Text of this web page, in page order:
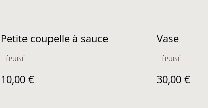
Petite coupelle à sauce
ÉPUISÉ
10,00 €
Vase
ÉPUISÉ
30,00 €